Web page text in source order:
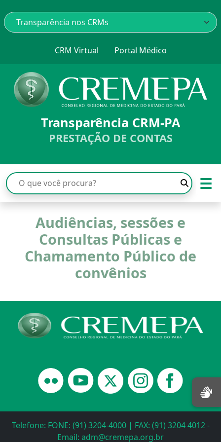
CRM Virtual Portal Médico
Transparência CRM-PA
PRESTAÇÃO DE CONTAS
☰
Audiências, sessões e
Consultas Públicas e
Chamamento Público de
convênios
Telefone: FONE: (91) 3204-4000 | FAX: (91) 3204 4012 -
Email: adm@cremepa.org.br